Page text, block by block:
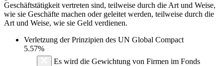
Geschäftstätigkeit vertreten sind, teilweise durch die Art und Weise,
wie sie Geschäfte machen oder geleitet werden, teilweise durch die
Art und Weise, wie sie Geld verdienen.
Verletzung der Prinzipien des UN Global Compact
5.57%
Es wird die Gewichtung von Firmen im Fonds